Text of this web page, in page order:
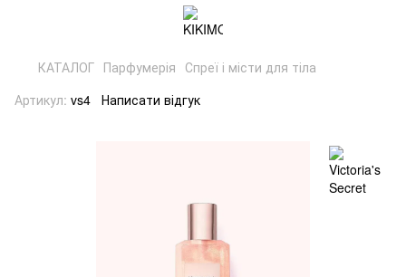
КАТАЛОГ Парфумерія Спреї і місти для тіла
Артикул: vs4 Написати відгук